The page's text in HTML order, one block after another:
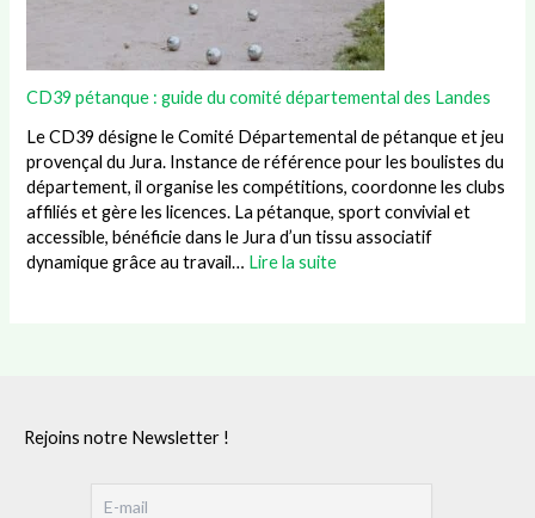
CD39 pétanque : guide du comité départemental des Landes
Le CD39 désigne le Comité Départemental de pétanque et jeu
provençal du Jura. Instance de référence pour les boulistes du
département, il organise les compétitions, coordonne les clubs
affiliés et gère les licences. La pétanque, sport convivial et
accessible, bénéficie dans le Jura d’un tissu associatif
dynamique grâce au travail… Lire la suite
Rejoins notre Newsletter !